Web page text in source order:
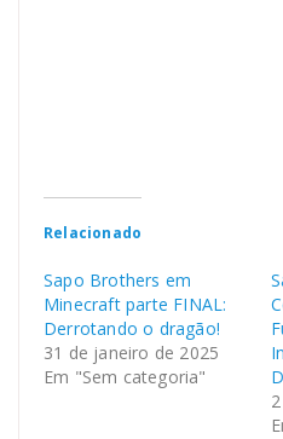
Relacionado
Sapo Brothers em
Minecraft parte FINAL:
Derrotando o dragão!
31 de janeiro de 2025
Em "Sem categoria"